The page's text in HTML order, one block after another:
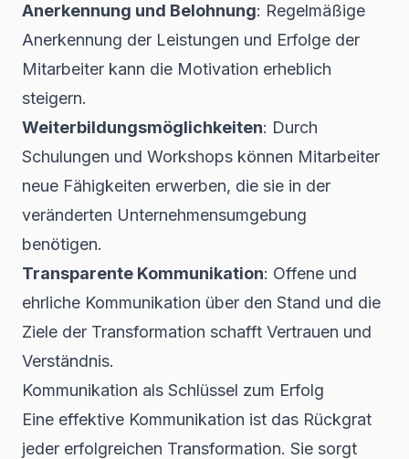
Anerkennung und Belohnung: Regelmäßige
Anerkennung der Leistungen und Erfolge der
Mitarbeiter kann die Motivation erheblich
steigern.
Weiterbildungsmöglichkeiten: Durch
Schulungen und Workshops können Mitarbeiter
neue Fähigkeiten erwerben, die sie in der
veränderten Unternehmensumgebung
benötigen.
Transparente Kommunikation: Offene und
ehrliche Kommunikation über den Stand und die
Ziele der Transformation schafft Vertrauen und
Verständnis.
Kommunikation als Schlüssel zum Erfolg
Eine effektive Kommunikation ist das Rückgrat
jeder erfolgreichen Transformation. Sie sorgt